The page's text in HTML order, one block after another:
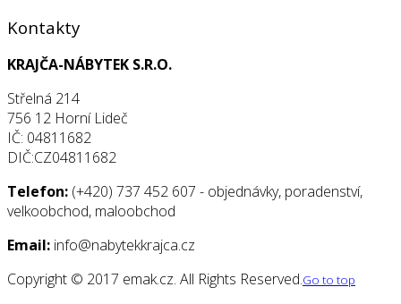
Kontakty
KRAJČA-NÁBYTEK S.R.O.
Střelná 214
756 12 Horní Lideč
IČ: 04811682
DIČ:CZ04811682
Telefon: (+420) 737 452 607 - objednávky, poradenství,
velkoobchod, maloobchod
Email: info@nabytekkrajca.cz
Copyright © 2017 emak.cz. All Rights Reserved.Go to top